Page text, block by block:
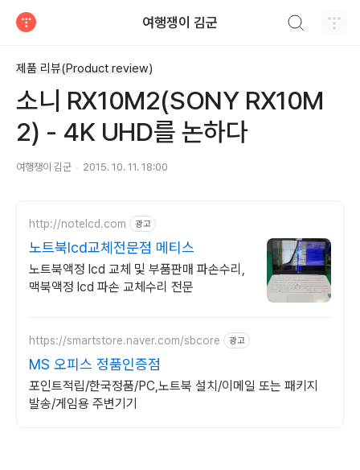
여행쟁이 김군
제품 리뷰(Product review)
소니 RX10M2(SONY RX10M
2) - 4K UHD를 논하다
여행쟁이 김군 2015. 10. 11. 18:00
http://notelcd.com 광고
노트북lcd교체전문점 메티스
노트북액정 lcd 교체 및 부품판매 파손수리,
맥북액정 lcd 파손 교체수리 전문
https://smartstore.naver.com/sbcore 광고
MS 오피스 정품인증점
포인트적립/한국정품/PC,노트북 설치/이메일 또는 패키지
발송/게임용 주변기기